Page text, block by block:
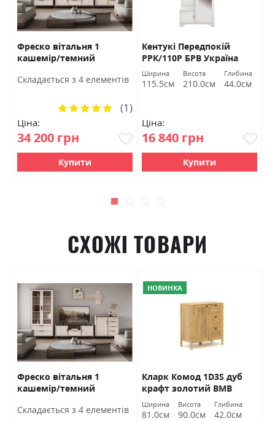
Фреско вітальня 1
кашемір/темний
Cкладається з 4 елементів
Ціна:
34 200 грн
Рейтинг:
(1)
Купити
Кентукі Передпокій
РРК/110Р БРВ Україна
Ширина
115.5см
Висота
210.0см
Глибина
44.0см
Ціна:
16 840 грн
Купити
СХОЖІ ТОВАРИ
Фреско вітальня 1
кашемір/темний
Cкладається з 4 елементів
НОВИНКА
Кларк Комод 1D3S дуб
крафт золотий ВМВ
Холдинг
Ширина
81.0см
Висота
90.0см
Глибина
42.0см